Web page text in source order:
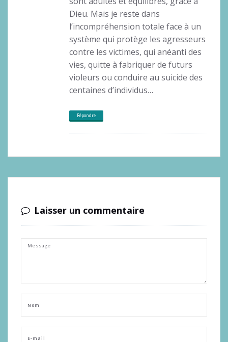
Dieu. Mais je reste dans
l’incompréhension totale face à un
système qui protège les agresseurs
contre les victimes, qui anéanti des
vies, quitte à fabriquer de futurs
violeurs ou conduire au suicide des
centaines d’individus…
Répondre
Laisser un commentaire